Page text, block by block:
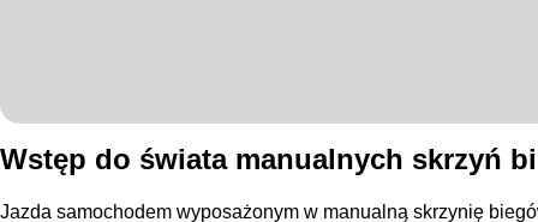
Wstęp do świata manualnych skrzyń
Jazda samochodem wyposażonym w manualną skrzynię